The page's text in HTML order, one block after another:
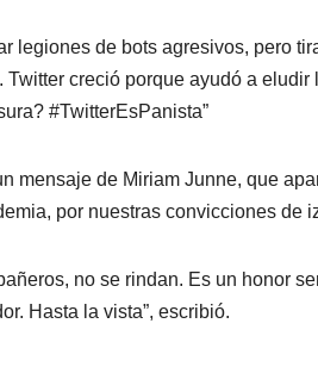
legiones de bots agresivos, pero
creció porque ayudó a
#TwitterEsPanista”
mensaje de Miriam Junne, que
por nuestras convicciones de
no se rindan. Es un honor
Hasta la vista”, escribió.